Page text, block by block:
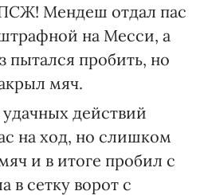
Мендеш отдал пас
на Месси, а
пытался пробить, но
мяч.
действий
на ход, но слишком
и в итоге пробил с
в сетку ворот с